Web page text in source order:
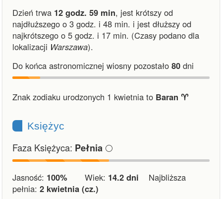
Dzień trwa 12 godz. 59 min, jest krótszy od
najdłuższego o 3 godz. i 48 min. i jest dłuższy od
najkrótszego o 5 godz. i 17 min. (Czasy podano dla
lokalizacji Warszawa).
Do końca astronomicznej wiosny pozostało 80 dni
Znak zodiaku urodzonych 1 kwietnia to Baran ♈︎
Księżyc
Faza Księżyca: Pełnia 🌕
Jasność: 100% Wiek: 14.2 dni Najbliższa
pełnia: 2 kwietnia (cz.)